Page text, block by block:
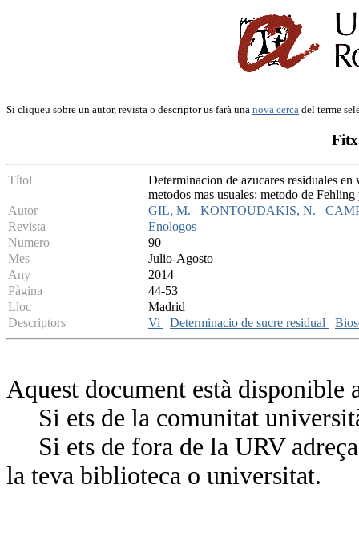
Si cliqueu sobre un autor, revista o descriptor us farà una nova cerca del terme
Títol
Determinacion de azucares residuales
metodos mas usuales: metodo de
Autor
GIL, M. KONTOUDAKIS, N.
Revista
Enologos
Numero
90
Mes
Julio-Agosto
Any
2014
Pàgina
44-53
Lloc
Madrid
Descriptors
Vi Determinacio de sucre residual
Aquest document està
Si ets de la comunitat
Si ets de fora de la URV
la teva biblioteca o universitat.